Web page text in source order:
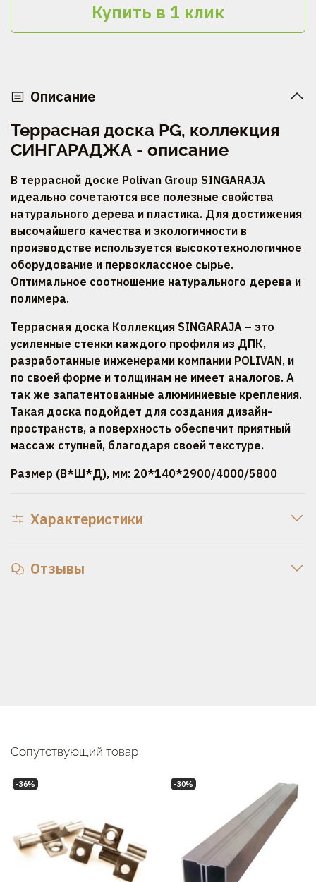
Купить в 1 клик
Описание
Террасная доска PG, коллекция
СИНГАРАДЖА - описание
В террасной доске Polivan Group SINGARAJA
идеально сочетаются все полезные свойства
натурального дерева и пластика. Для достижения
высочайшего качества и экологичности в
производстве используется высокотехнологичное
оборудование и первоклассное сырье.
Оптимальное соотношение натурального дерева и
полимера.
Террасная доска Коллекция SINGARAJA – это
усиленные стенки каждого профиля из ДПК,
разработанные инженерами компании POLIVAN, и
по своей форме и толщинам не имеет аналогов. А
так же запатентованные алюминиевые крепления.
Такая доска подойдет для создания дизайн-
пространств, а поверхность обеспечит приятный
массаж ступней, благодаря своей текстуре.
Размер (В*Ш*Д), мм: 20*140*2900/4000/5800
Характеристики
Отзывы
Сопутствующий товар
-36% -30%